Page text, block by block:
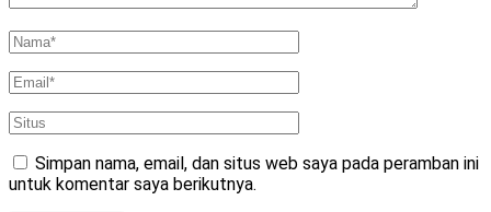
Simpan nama, email, dan situs web saya pada peramban ini
untuk komentar saya berikutnya.